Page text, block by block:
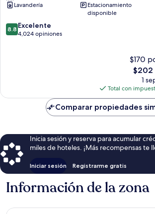
Centro
Montreal
Lavandería
Estacionamiento
disponible
8.8
de
8.8 Excelente
4,024 opiniones
$170
El
precio
actual
es
de
$202
$202
1
Total con
Comparar propiedades
Inicia sesión y reserva para acumular
miles de hoteles. ¡Más recompensas te
Iniciar sesión Registrarme gratis
Información de la zona